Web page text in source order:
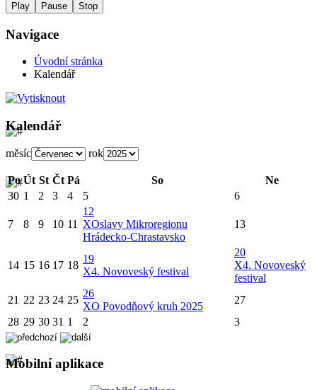
Play Pause Stop
Navigace
Úvodní stránka
Kalendář
Kalendář
měsíc rok
Po Út St Čt Pá So
Ne
30 1 2 3 4 5 6
7 8 9 10 11
12
XOslavy Mikroregionu
Hrádecko-Chrastavsko
13
14 15 16 17 18
19
X4. Novoveský festival
20
X4. Novoveský
festival
21 22 23 24 25
26
XO Povodňový kruh 2025
27
28 29 30 31 1 2 3
Mobilní aplikace